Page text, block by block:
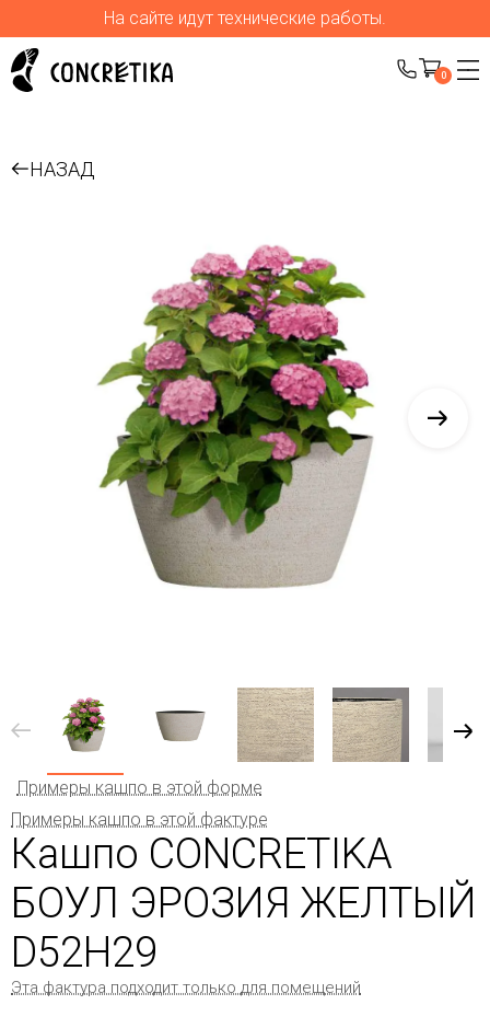
На сайте идут технические работы.
0
НАЗАД
Примеры кашпо в этой форме
Примеры кашпо в этой фактуре
Кашпо CONCRETIKA
БОУЛ ЭРОЗИЯ ЖЕЛТЫЙ
D52H29
Эта фактура подходит только для помещений